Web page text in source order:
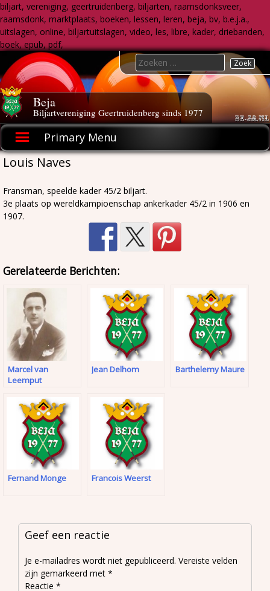
biljart, vereniging, geertruidenberg, biljarten, raamsdonksveer,
raamsdonk, marktplaats, boeken, lessen, leren, beja, bv, b.e.j.a.,
uitslagen, online, biljartuitslagen, video, les, libre, kader, driebanden,
boek, epub, pdf,
to
content
Beja
Biljartvereniging Geertruidenberg sinds 1977
Primary Menu
Search
for:
Louis Naves
Fransman, speelde kader 45/2 biljart.
3e plaats op wereldkampioenschap ankerkader 45/2 in 1906 en
1907.
Gerelateerde Berichten:
Marcel van
Leemput
Jean Delhom Barthelemy Maure
Fernand Monge Francois Weerst
Geef een reactie
Je e-mailadres wordt niet gepubliceerd. Vereiste velden
zijn gemarkeerd met *
Reactie *